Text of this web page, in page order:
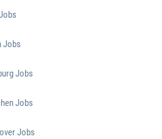
Jobs
Jobs
Jobs
Jobs